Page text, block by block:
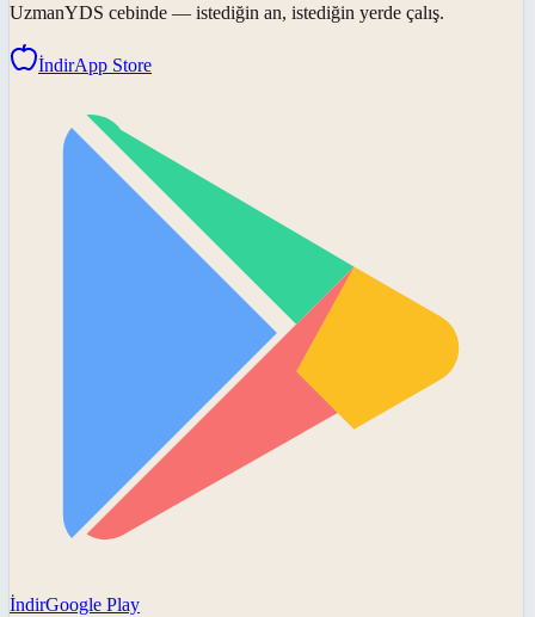
UzmanYDS cebinde — istediğin an, istediğin yerde çalış.
İndirApp Store
İndirGoogle Play